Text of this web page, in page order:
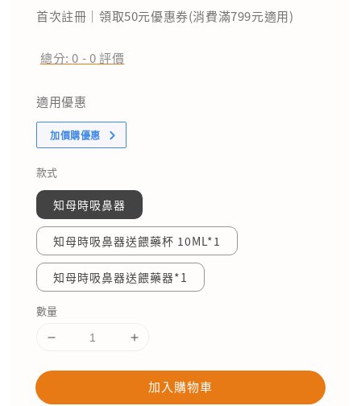
首次註冊｜領取50元優惠券(消費滿799元適用)
總分:0 -0評價
適用優惠
加價購優惠
款式
知母時吸鼻器
知母時吸鼻器送餵藥杯 10ML*1
知母時吸鼻器送餵藥器*1
數量
加入購物車